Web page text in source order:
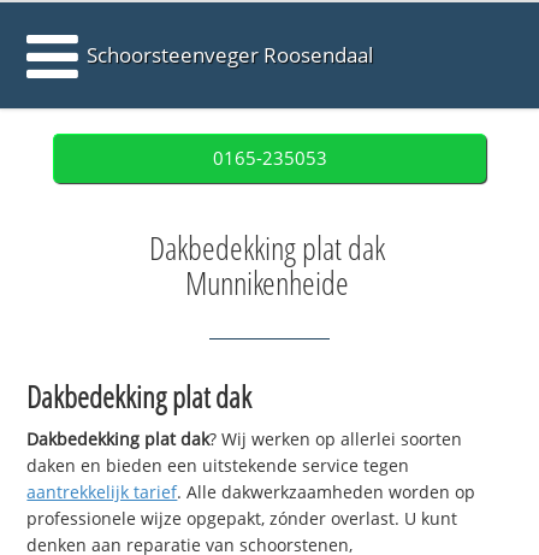
Schoorsteenveger Roosendaal
0165-235053
Dakbedekking plat dak
Munnikenheide
Dakbedekking plat dak
Dakbedekking plat dak? Wij werken op allerlei soorten
daken en bieden een uitstekende service tegen
aantrekkelijk tarief. Alle dakwerkzaamheden worden op
professionele wijze opgepakt, zónder overlast. U kunt
denken aan reparatie van schoorstenen,